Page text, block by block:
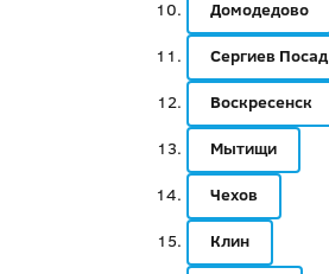
Домодедово
Сергиев Посад
Воскресенск
Мытищи
Чехов
Клин